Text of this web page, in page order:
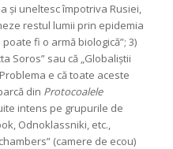
și uneltesc împotriva Rusiei,
restul lumii prin epidemia
fi o armă biologică”; 3)
Soros” sau că „Globaliștii
e că toate aceste
din Protocoalele
intens pe grupurile de
Odnoklassniki, etc.,
(camere de ecou)